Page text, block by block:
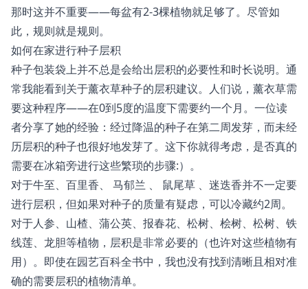
那时这并不重要——每盆有2-3棵植物就足够了。尽管如
此，规则就是规则。
如何在家进行种子层积
种子包装袋上并不总是会给出层积的必要性和时长说明。通
常我能看到关于薰衣草种子的层积建议。人们说，薰衣草需
要这种程序——在0到5度的温度下需要约一个月。一位读
者分享了她的经验：经过降温的种子在第二周发芽，而未经
历层积的种子也很好地发芽了。这下你就得考虑，是否真的
需要在冰箱旁进行这些繁琐的步骤:）。
对于牛至、百里香、 马郁兰 、 鼠尾草 、迷迭香并不一定要
进行层积，但如果对种子的质量有疑虑，可以冷藏约2周。
对于人参、山楂、蒲公英、报春花、松树、桧树、松树、铁
线莲、龙胆等植物，层积是非常必要的（也许对这些植物有
用）。即使在园艺百科全书中，我也没有找到清晰且相对准
确的需要层积的植物清单。